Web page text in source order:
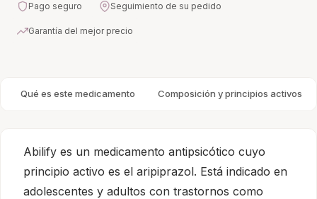
Pago seguro Seguimiento de su pedido
Garantía del mejor precio
Qué es este medicamento Composición y principios activos
Abilify es un medicamento antipsicótico cuyo
principio activo es el aripiprazol. Está indicado en
adolescentes y adultos con trastornos como